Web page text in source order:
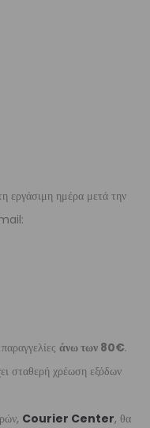
εργάσιμη ημέρα μετά την
άνω των 80€.
σταθερή χρέωση εξόδων
Courier Center, θα